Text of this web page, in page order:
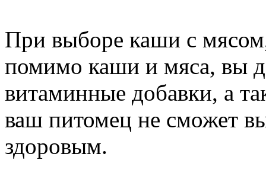
При выборе каши с
помимо каши и мяса, вы
витаминные добавки, а
ваш питомец не сможет
здоровым.